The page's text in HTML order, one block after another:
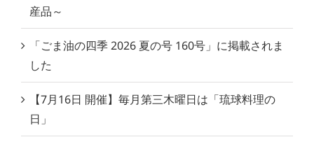
産品～
「ごま油の四季 2026 夏の号 160号」に掲載されま
した
【7月16日 開催】毎月第三木曜日は「琉球料理の
日」